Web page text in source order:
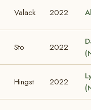
Valack 2022
Sto 2022
Hingst 2022